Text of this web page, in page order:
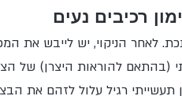
לאחר הניקוי, יש לייבש את
(בהתאם להוראות היצרן) של
רגיל עלול לזהם את